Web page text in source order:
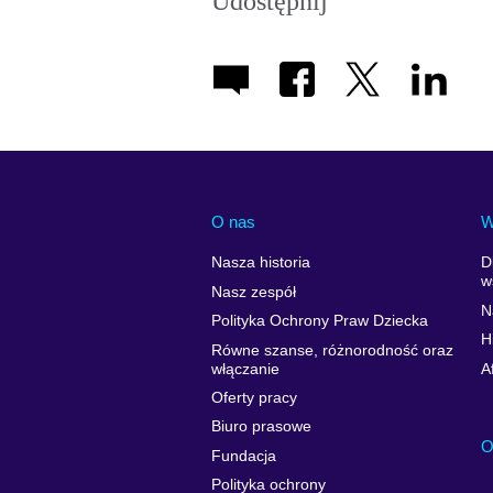
O nas
Nasza historia
Nasz zespół
Polityka Ochrony Praw Dziecka
Równe szanse, różnorodność oraz
włączanie
Oferty pracy
Biuro prasowe
Fundacja
Polityka ochrony